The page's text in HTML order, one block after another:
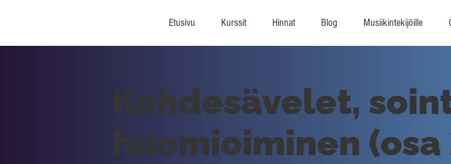
Etusivu Kurssit Hinnat Blog Musiikintekijöille
Kohdesävelet,
huomioiminen